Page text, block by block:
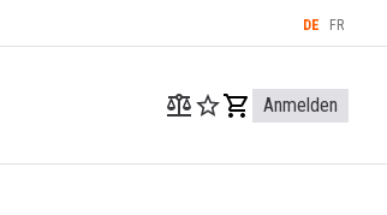
DE FR
Anmelden